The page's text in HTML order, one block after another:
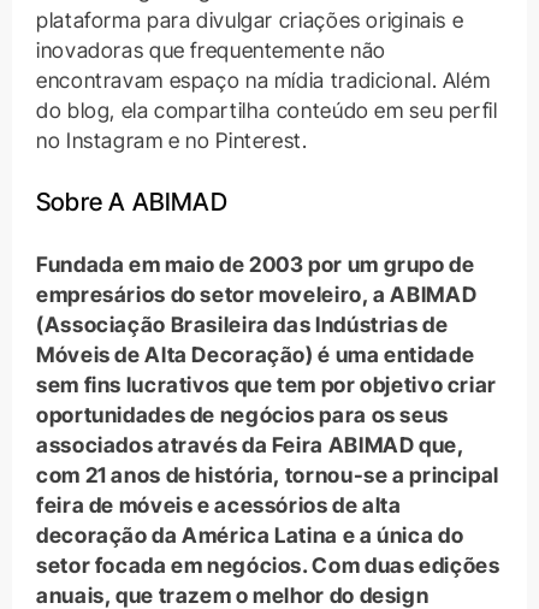
plataforma para divulgar criações originais e
inovadoras que frequentemente não
encontravam espaço na mídia tradicional. Além
do blog, ela compartilha conteúdo em seu perfil
no Instagram e no Pinterest.
Sobre A ABIMAD
Fundada em maio de 2003 por um grupo de
empresários do setor moveleiro, a ABIMAD
(Associação Brasileira das Indústrias de
Móveis de Alta Decoração) é uma entidade
sem fins lucrativos que tem por objetivo criar
oportunidades de negócios para os seus
associados através da Feira ABIMAD que,
com 21 anos de história, tornou-se a principal
feira de móveis e acessórios de alta
decoração da América Latina e a única do
setor focada em negócios. Com duas edições
anuais, que trazem o melhor do design